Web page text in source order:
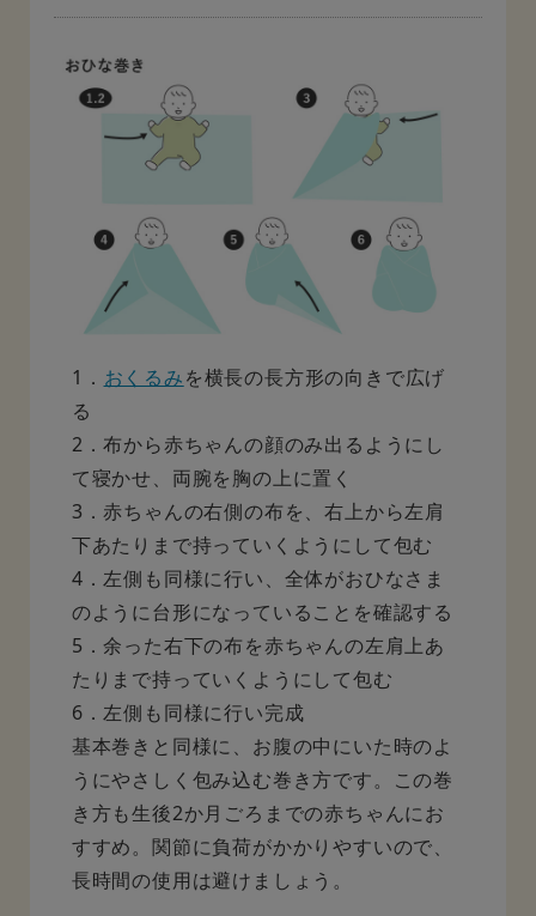
1． おくるみを横長の長方形の向きで広げ
る
2．布から赤ちゃんの顔のみ出るようにし
て寝かせ、両腕を胸の上に置く
3．赤ちゃんの右側の布を、右上から左肩
下あたりまで持っていくようにして包む
4．左側も同様に行い、全体がおひなさま
のように台形になっていることを確認する
5．余った右下の布を赤ちゃんの左肩上あ
たりまで持っていくようにして包む
6．左側も同様に行い完成
基本巻きと同様に、お腹の中にいた時のよ
うにやさしく包み込む巻き方です。この巻
き方も生後2か月ごろまでの赤ちゃんにお
すすめ。関節に負荷がかかりやすいので、
長時間の使用は避けましょう。